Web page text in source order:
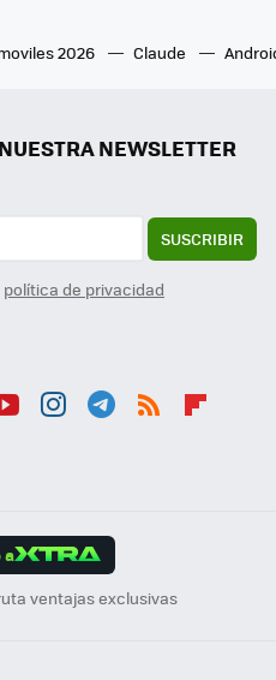
2026 Claude
NEWSLETTER
SUSCRIBIR
política de privacidad
a
ventajas exclusivas